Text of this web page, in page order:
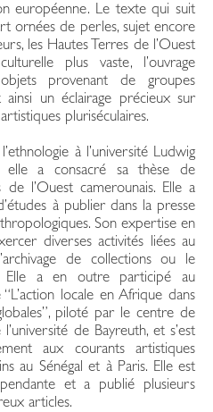
européenne. Le texte qui suit
ornées de perles, sujet encore
les Hautes Terres de l’Ouest
plus vaste, l’ouvrage
provenant de groupes
ainsi un éclairage précieux sur
pluriséculaires.
à l’université Ludwig
elle a consacré sa thèse de
l’Ouest camerounais. Elle a
à publier dans la presse
Son expertise en
diverses activités liées au
de collections ou le
Elle a en outre participé au
locale en Afrique dans
piloté par le centre de
de Bayreuth, et s’est
aux courants artistiques
au Sénégal et à Paris. Elle est
et a publié plusieurs
articles.